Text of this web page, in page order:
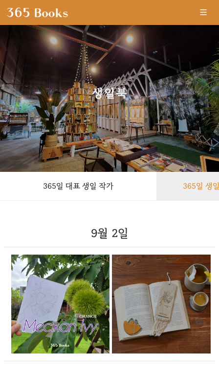
생일북
-
365일 대표 생일 작가 365일 생
9월 2일